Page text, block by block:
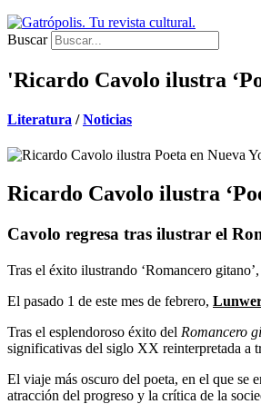
Buscar
'Ricardo Cavolo ilustra
Literatura /Noticias
Ricardo Cavolo ilustra
Cavolo regresa tras ilustrar el
Tras el éxito ilustrando ‘Romancero
El pasado 1 de este mes de febrero,
Tras el esplendoroso éxito del Romancero
significativas del siglo XX reinterpretada a
El viaje más oscuro del poeta, en el que se
atracción del progreso y la crítica de la